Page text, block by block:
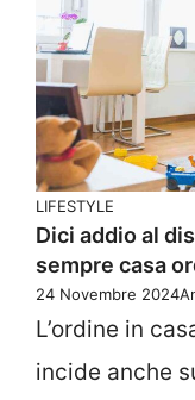
LIFESTYLE
Dici addio al
sempre casa
24 Novembre 2024
L’ordine in
incide anche